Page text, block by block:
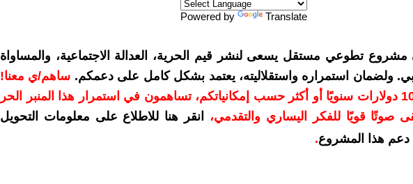
Powered by Translate
مشروع تطوعي مستقل يسعى لنشر قيم الحرية، العدالة الاجتماعية، والمساواة
ولضمان استمراره واستقلاليته، يعتمد بشكل كامل على دعمكم. ساهم/ي معنا!
بدعمكم بمبلغ 10 دولارات سنويًا أو أكثر حسب إمكانياتكم، تساهمون في استمرار هذا المنبر الحر
صوتًا قويًا للفكر اليساري والتقدمي،
انقر هنا للاطلاع على معلومات التحويل
هذا المشروع.